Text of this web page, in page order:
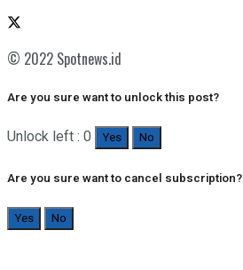
© 2022 Spotnews.id
Are you sure want to unlock this post?
Unlock left : 0 Yes No
Are you sure want to cancel subscription?
Yes No